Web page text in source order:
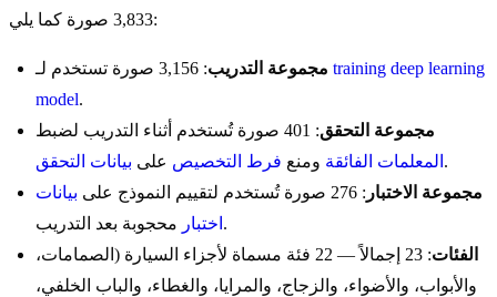
3,833 صورة كما يلي:
مجموعة التدريب training deep learning
model.
مجموعة التحقق: 401 صورة تُستخدم أثناء التدريب لضبط
المعلمات الفائقة ومنع فرط التخصيص على بيانات التحقق
.
مجموعة الاختبار : 276 صورة تُستخدم لتقييم النموذج على
بيانات
اختبار محجوبة بعد التدريب.
الفئات
: 23 إجمالاً — 22 فئة مسماة لأجزاء السيارة (الصمامات،
والأبواب، والأضواء، والزجاج، والمرايا، والغطاء، والباب الخلفي،